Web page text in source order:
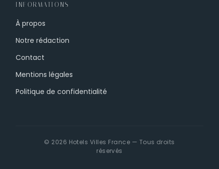
INFORMATIONS
À propos
Notre rédaction
Contact
Mentions légales
Politique de confidentialité
© 2026 Hotels Villes France — Tous droits
réservés